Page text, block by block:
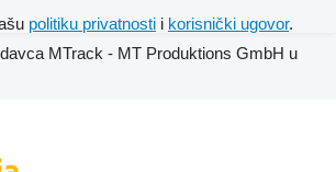
politiku privatnosti i korisnički ugovor.
MTrack - MT Produktions GmbH u